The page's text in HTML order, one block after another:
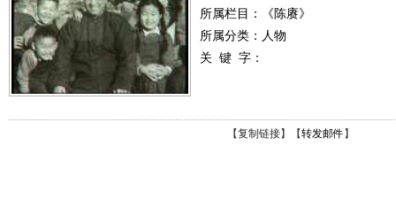
所属栏目：
《陈赓》
所属分类：人物
关 键 字：
【复制链接】【转发邮件 】